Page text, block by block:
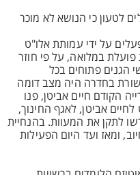
לטעון כי הנושא לא מוכר
על ידי עמותת אלו"ט
פועלת במלואה, על פי חוזר
הגנים פתוחים בכל
בחדרה היה מצב דומה
הקודם חיים אביטן, פנו
אביטן, לאגף החינוך,
לתקן את המעוות. בהנחיית
ומאז ועד היום הפעילות